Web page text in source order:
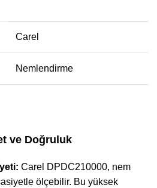
Carel
Nemlendirme
ve Doğruluk
Carel DPDC210000, nem
ölçebilir. Bu yüksek